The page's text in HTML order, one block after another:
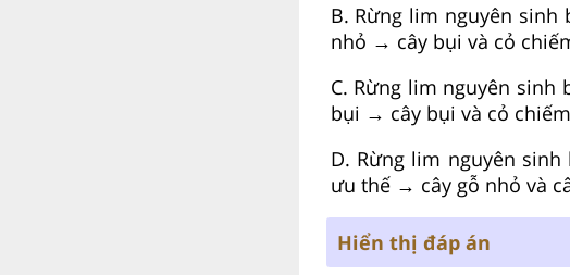
B. Rừng lim nguyên
nhỏ → cây bụi và cỏ
C. Rừng lim nguyên
bụi → cây bụi và cỏ
D. Rừng lim nguyên
ưu thế → cây gỗ nhỏ và
Hiển thị đáp án